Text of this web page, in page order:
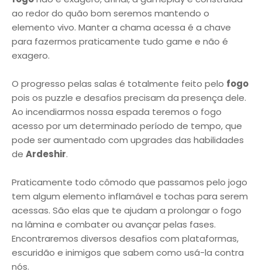
ao redor do quão bom seremos mantendo o
elemento vivo. Manter a chama acessa é a chave
para fazermos praticamente tudo game e não é
exagero.
O progresso pelas salas é totalmente feito pelo fogo
pois os puzzle e desafios precisam da presença dele.
Ao incendiarmos nossa espada teremos o fogo
acesso por um determinado período de tempo, que
pode ser aumentado com upgrades das habilidades
de Ardeshir.
Praticamente todo cômodo que passamos pelo jogo
tem algum elemento inflamável e tochas para serem
acessas. São elas que te ajudam a prolongar o fogo
na lâmina e combater ou avançar pelas fases.
Encontraremos diversos desafios com plataformas,
escuridão e inimigos que sabem como usá-la contra
nós.